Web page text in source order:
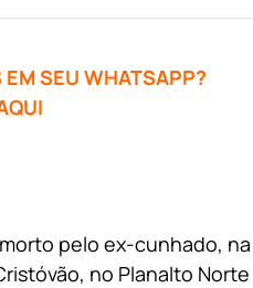
EM SEU WHATSAPP?
pelo ex-cunhado,
no Planalto